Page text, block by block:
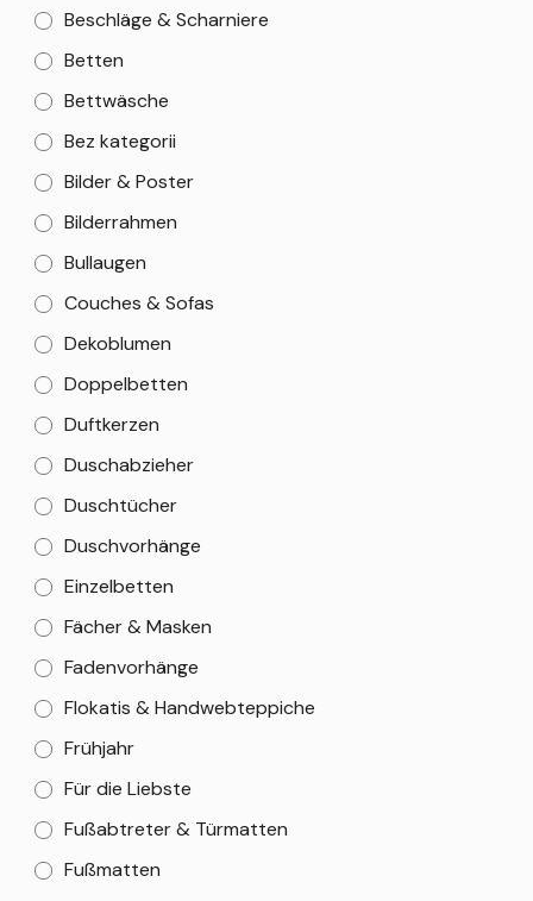
Beschläge & Scharniere
Betten
Bettwäsche
Bez kategorii
Bilder & Poster
Bilderrahmen
Bullaugen
Couches & Sofas
Dekoblumen
Doppelbetten
Duftkerzen
Duschabzieher
Duschtücher
Duschvorhänge
Einzelbetten
Fächer & Masken
Fadenvorhänge
Flokatis & Handwebteppiche
Frühjahr
Für die Liebste
Fußabtreter & Türmatten
Fußmatten